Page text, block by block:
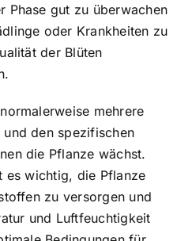
Phase gut zu überwachen
oder Krankheiten zu
der Blüten
mehrere
den spezifischen
die Pflanze wächst.
es wichtig, die Pflanze
zu versorgen und
und Luftfeuchtigkeit